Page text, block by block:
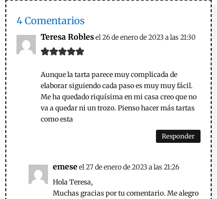
4 Comentarios
Teresa Roblesel 26 de enero de 2023 a las 21:30
Aunque la tarta parece muy complicada de
elaborar siguiendo cada paso es muy muy fácil.
Me ha quedado riquísima en mi casa creo que no
va a quedar ni un trozo. Pienso hacer más tartas
como esta
Responder
emeseel 27 de enero de 2023 a las 21:26
Hola Teresa,
Muchas gracias por tu comentario. Me alegro